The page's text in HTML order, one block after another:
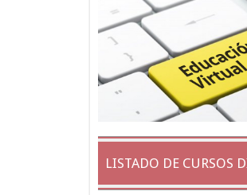
LISTADO DE CURSOS